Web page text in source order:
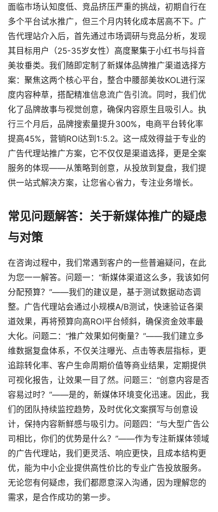
面临市场认知度低、竞品挤压严重的挑战，初期自行在
多个平台试水推广，但三个月内转化成本居高不下。广
告代理站介入后，首先通过市场调研与竞品分析，发现
其目标用户（25-35岁女性）高度聚集于小红书与抖音
美妆垂类。我们随即定制了新媒体品牌推广渠道选择方
案：聚焦这两个核心平台，整合中腰部美妆KOL进行深
度内容种草，搭配精准信息流广告引流。同时，我们优
化了品牌故事与视觉创意，确保内容原生且吸引人。执
行三个月后，品牌搜索量提升300%，电商平台转化率
提高45%，营销ROI达到1:5.2。这一成效得益于专业的
广告代理站推广方案，它不仅仅是渠道选择，更是全案
服务的体现——从策略到创意，从投放到复盘，我们提
供一站式解决方案，让您省心省力，专注业务增长。
常见问题解答：关于新媒体推广的疑虑
与对策
在咨询过程中，我们常遇到客户的一些普遍疑问，在此
为您一一解答。问题一：“新媒体渠道这么多，我该如何
分配预算？”——我们的建议是，基于测试数据动态调
整。广告代理站会通过小规模A/B测试，快速验证各渠
道效果，再将预算向高ROI平台倾斜，确保资金效率最
大化。问题二：“推广效果如何衡量？”——我们建立多
维数据复盘体系，不仅关注曝光、点击等表层指标，更
追踪转化率、客户生命周期价值等商业结果，定期提供
可视化报告，让效果一目了然。问题三：“创意内容是否
容易过时？”——是的，新媒体环境变化迅速。因此，我
们的团队持续监控趋势，及时优化文案撰写与创意设
计，保持内容新鲜感与吸引力。问题四：“与大型广告公
司相比，你们的优势是什么？”——作为专注新媒体领域
的广告代理站，我们更灵活、响应更快，且成本结构更
优，能为中小企业提供高性价比的专业广告投放服务。
无论您有何疑虑，我们都愿意深入沟通，因为理解您的
需求，是合作成功的第一步。